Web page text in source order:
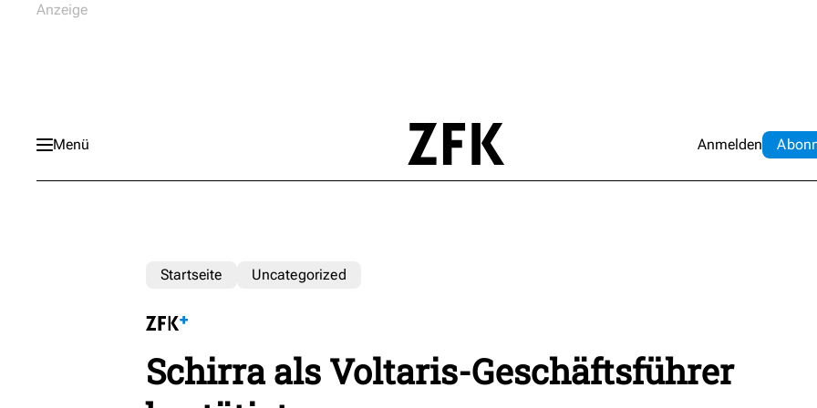
Menü Anmelden Abo
Startseite Uncategorized
Schirra als Voltaris-Geschäftsführer